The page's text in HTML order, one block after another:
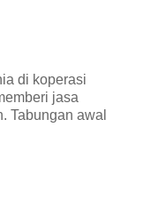
di koperasi
jasa
Tabungan awal